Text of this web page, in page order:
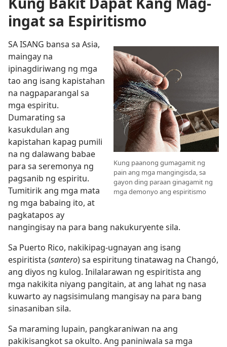
ingat sa Espiritismo
Kung paanong gumagamit ng
pain ang mga mangingisda, sa
gayon ding paraan ginagamit ng
mga demonyo ang espiritismo
SA ISANG bansa sa Asia,
maingay na
ipinagdiriwang ng mga
tao ang isang kapistahan
na nagpaparangal sa
mga espiritu.
Dumarating sa
kasukdulan ang
kapistahan kapag pumili
na ng dalawang babae
para sa seremonya ng
pagsanib ng espiritu.
Tumitirik ang mga mata
ng mga babaing ito, at
pagkatapos ay
nangingisay na para bang nakukuryente sila.
Sa Puerto Rico, nakikipag-ugnayan ang isang
espiritista (santero) sa espiritung tinatawag na Changó,
ang diyos ng kulog. Inilalarawan ng espiritista ang
mga nakikita niyang pangitain, at ang lahat ng nasa
kuwarto ay nagsisimulang mangisay na para bang
sinasaniban sila.
Sa maraming lupain, pangkaraniwan na ang
pakikisangkot sa okulto. Ang paniniwala sa mga